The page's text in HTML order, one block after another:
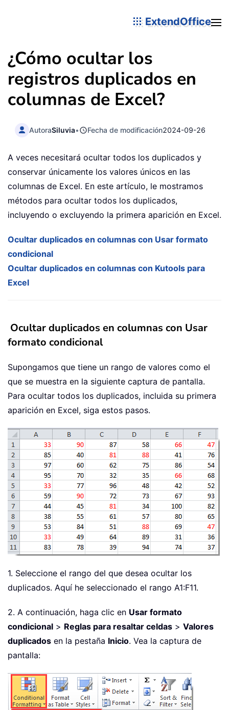
ExtendOffice
¿Cómo ocultar los
registros duplicados en
columnas de Excel?
AutoraSiluvia• Fecha de modificación2024-09-26
A veces necesitará ocultar todos los duplicados y
conservar únicamente los valores únicos en las
columnas de Excel. En este artículo, le mostramos
métodos para ocultar todos los duplicados,
incluyendo o excluyendo la primera aparición en Excel.
Ocultar duplicados en columnas con Usar formato
condicional
Ocultar duplicados en columnas con Kutools para
Excel
Ocultar duplicados en columnas con Usar
formato condicional
Supongamos que tiene un rango de valores como el
que se muestra en la siguiente captura de pantalla.
Para ocultar todos los duplicados, incluida su primera
aparición en Excel, siga estos pasos.
1. Seleccione el rango del que desea ocultar los
duplicados. Aquí he seleccionado el rango A1:F11.
2. A continuación, haga clic en Usar formato
condicional > Reglas para resaltar celdas > Valores
duplicados en la pestaña Inicio. Vea la captura de
pantalla: